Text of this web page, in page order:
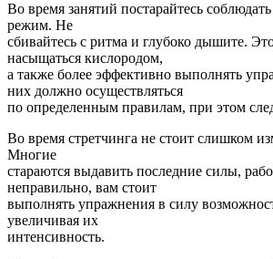
Во время занятий постарайтесь
режим. Не
сбивайтесь с ритма и глубоко дышите.
насыщаться кислородом,
а также более эффективно выполнять
них должно осуществляться
по определенным правилам, при этом
Во время стретчинга не стоит слишком
Многие
стараются выдавить последние силы,
неправильно, вам стоит
выполнять упражнения в силу
увеличивая их
интенсивность.